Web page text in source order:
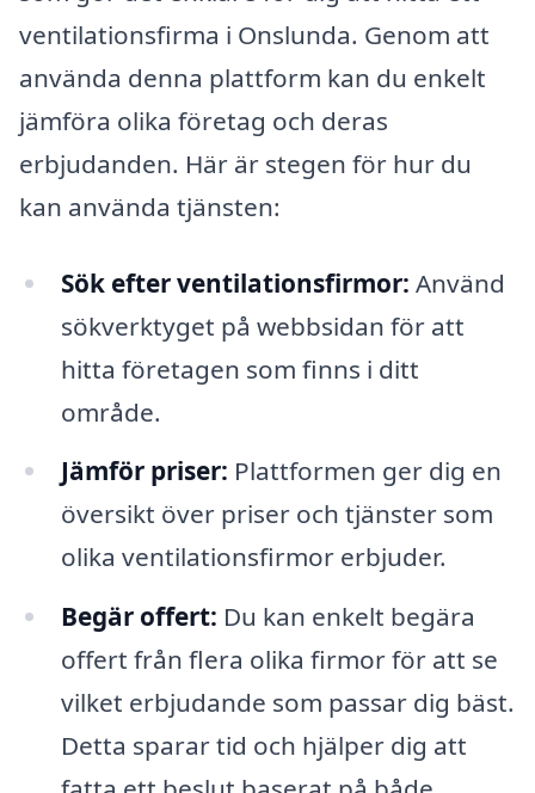
ventilationsfirma i Onslunda. Genom att
använda denna plattform kan du enkelt
jämföra olika företag och deras
erbjudanden. Här är stegen för hur du
kan använda tjänsten:
Sök efter ventilationsfirmor: Använd
sökverktyget på webbsidan för att
hitta företagen som finns i ditt
område.
Jämför priser: Plattformen ger dig en
översikt över priser och tjänster som
olika ventilationsfirmor erbjuder.
Begär offert: Du kan enkelt begära
offert från flera olika firmor för att se
vilket erbjudande som passar dig bäst.
Detta sparar tid och hjälper dig att